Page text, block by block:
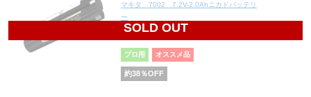
SOLD OUT
マキタ 7002 7.2V-2.0Ahニカドバッテリ
ー
6,324
プロ用 オススメ品
約38％OFF